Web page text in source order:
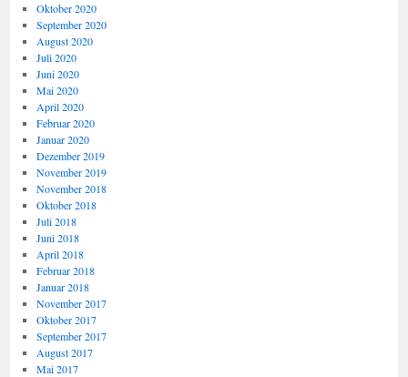
Oktober 2020
September 2020
August 2020
Juli 2020
Juni 2020
Mai 2020
April 2020
Februar 2020
Januar 2020
Dezember 2019
November 2019
November 2018
Oktober 2018
Juli 2018
Juni 2018
April 2018
Februar 2018
Januar 2018
November 2017
Oktober 2017
September 2017
August 2017
Mai 2017